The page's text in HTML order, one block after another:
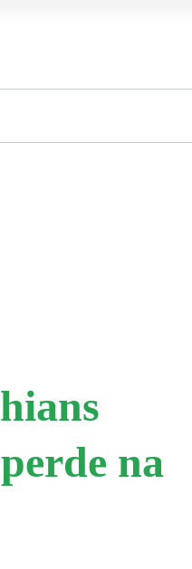
na